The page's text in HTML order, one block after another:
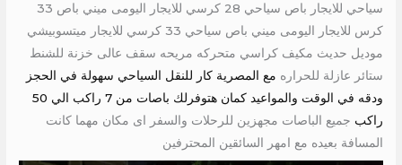
سياحي للايجار باص سياحي 28 كرسي للايجار اليومى ميني باص 33
كرس للايجار اليومى ميني باص سياحي 33 كرسي للايجار ميتسوبيشي
موديل حديث مكيف كراسي متحركه مريحه سقف عالى خزنة للشنط
ستائر عازلة للحراره مع المصرية كار للنقل السياحي سهولة في الحجز
ودقه في الوقت والمواعيد كمان هتوفرلك باصات من 7 راكب الي 50
راكب جميع الباصات مجهزين للرحلات والسفر اى مكان مهما كانت
المسافة بعيده مع امهر السائقين المحترفين